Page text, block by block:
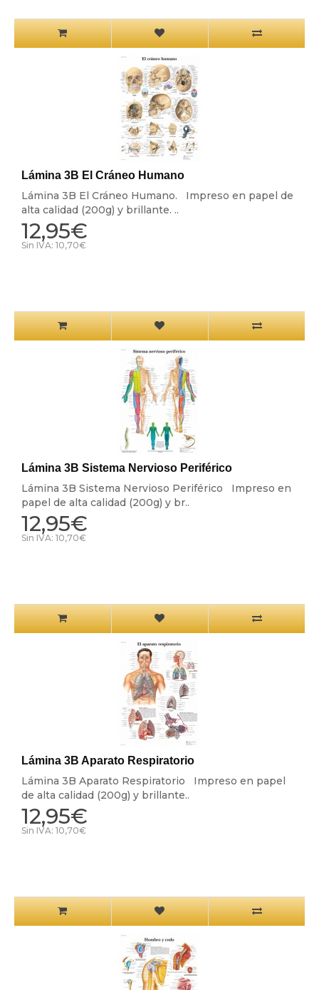
Lámina 3B El Cráneo Humano
Lámina 3B El Cráneo Humano. Impreso en papel de
alta calidad (200g) y brillante. ..
12,95€
Sin IVA: 10,70€
Lámina 3B Sistema Nervioso Periférico
Lámina 3B Sistema Nervioso Periférico Impreso en
papel de alta calidad (200g) y br..
12,95€
Sin IVA: 10,70€
Lámina 3B Aparato Respiratorio
Lámina 3B Aparato Respiratorio Impreso en papel
de alta calidad (200g) y brillante..
12,95€
Sin IVA: 10,70€